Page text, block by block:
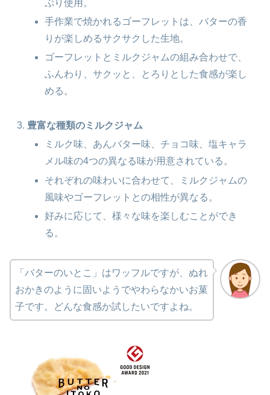
ぷり使用。
手作業で焼かれるゴーフレットは、バターの香
りが楽しめるサクサクした生地。
ゴーフレットとミルクジャムの組み合わせで、
ふんわり、サクッと、とろりとした食感が楽し
める。
豊富な種類のミルクジャム
ミルク味、あんバター味、チョコ味、塩キャラ
メル味の4つの異なる味が用意されている。
それぞれの味わいに合わせて、ミルクジャムの
風味やゴーフレットとの相性が異なる。
好みに応じて、様々な味を楽しむことができ
る。
「バターのいとこ」はワッフルですが、ぬれ
おかきのように固いようでやわらなかいお菓
子です。どんな食感か試したいですよね。